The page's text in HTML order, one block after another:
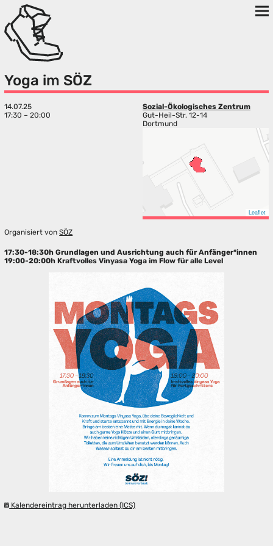
Yoga im SÖZ
14.07.25
17:30 – 20:00
Sozial-Ökologisches Zentrum
Gut-Heil-Str. 12-14
Dortmund
Leaflet
Organisiert vonSÖZ
17:30-18:30h Grundlagen und Ausrichtung auch für Anfänger*innen
19:00-20:00h Kraftvolles Vinyasa Yoga im Flow für alle Level
Kalendereintrag herunterladen (ICS)